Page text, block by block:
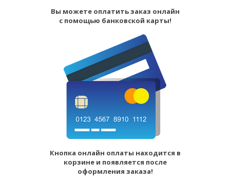
Вы можете оплатить заказ онлайн
с помощью банковской карты!
Кнопка онлайн оплаты находится в
корзине и появляется после
оформления заказа!